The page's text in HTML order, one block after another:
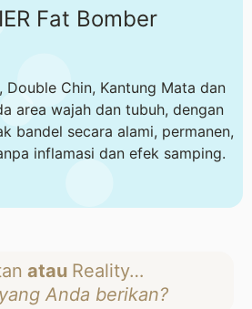
Fat Bomber
Double Chin, Kantung Mata dan
area wajah dan tubuh, dengan
bandel secara alami, permanen,
inflamasi dan efek samping.
atau Reality…
Anda berikan?